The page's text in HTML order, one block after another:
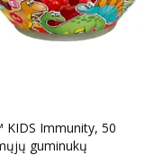
KIDS Immunity, 50
guminukų